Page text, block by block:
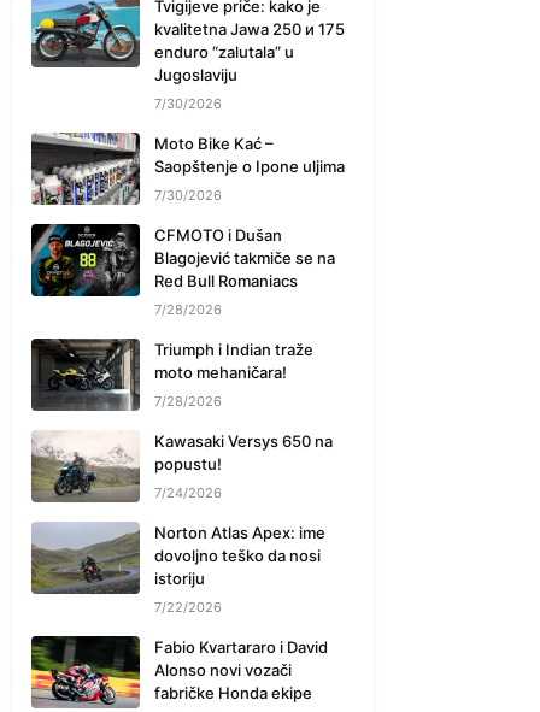
Tvigijeve priče: kako je
kvalitetna Jawa 250 и 175
enduro “zalutala” u
Jugoslaviju
7/30/2026
Moto Bike Kać –
Saopštenje o Ipone uljima
7/30/2026
CFMOTO i Dušan
Blagojević takmiče se na
Red Bull Romaniacs
7/28/2026
Triumph i Indian traže
moto mehaničara!
7/28/2026
Kawasaki Versys 650 na
popustu!
7/24/2026
Norton Atlas Apex: ime
dovoljno teško da nosi
istoriju
7/22/2026
Fabio Kvartararo i David
Alonso novi vozači
fabričke Honda ekipe